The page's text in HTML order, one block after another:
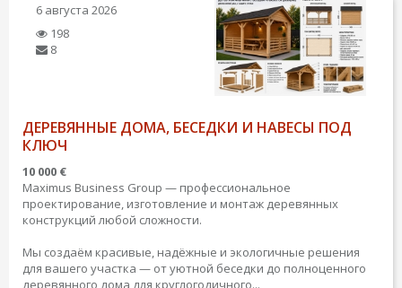
6 августа 2026
198
8
ДЕРЕВЯННЫЕ ДОМА, БЕСЕДКИ И НАВЕСЫ ПОД
КЛЮЧ
10 000 €
Maximus Business Group — профессиональное
проектирование, изготовление и монтаж деревянных
конструкций любой сложности.
Мы создаём красивые, надёжные и экологичные решения
для вашего участка — от уютной беседки до полноценного
деревянного дома для круглогодичного...